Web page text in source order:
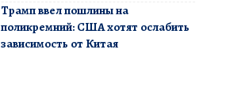
Трамп ввел пошлины на
поликремний: США хотят ослабить
зависимость от Китая